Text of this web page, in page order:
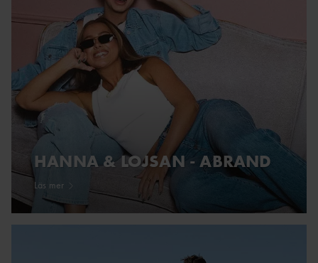
HANNA & LOJSAN - ABRAND
Läs mer